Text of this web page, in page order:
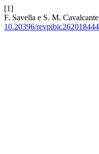
[1]
F. Savella e S. M.
10.20396/revpibic262018444